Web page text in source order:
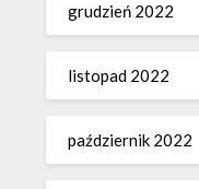
grudzień 2022
listopad 2022
październik 2022